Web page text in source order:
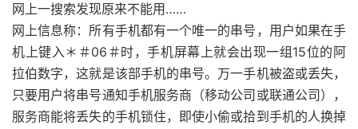
网上一搜索发现原来不能用……
网上信息称：所有手机都有一个唯一的串号，用户如果在手
机上键入＊＃06＃时，手机屏幕上就会出现一组15位的阿
拉伯数字，这就是该部手机的串号。万一手机被盗或丢失，
只要用户将串号通知手机服务商（移动公司或联通公司），
服务商能将丢失的手机锁住，即使小偷或拾到手机的人换掉